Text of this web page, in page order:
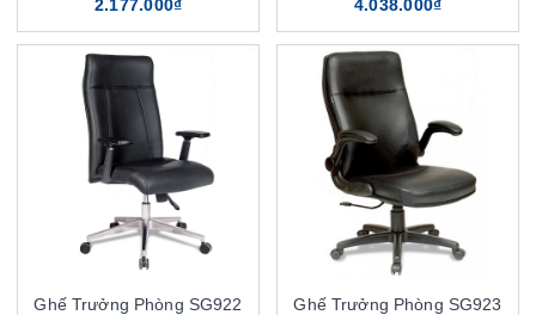
2.177.000₫ 4.038.000₫
Ghế Trưởng Phòng SG922 Ghế Trưởng Phòng SG923